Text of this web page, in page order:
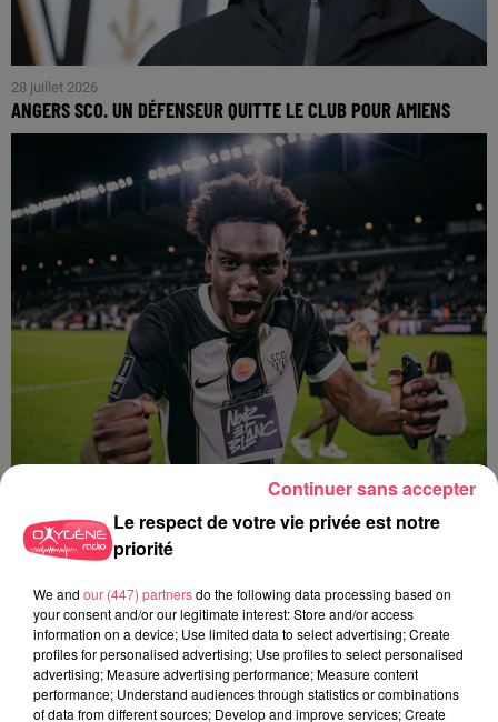
28 juillet 2026
ANGERS SCO. UN DÉFENSEUR QUITTE LE CLUB POUR AMIENS
ANGERS SCO. L'ATTAQUANT LANROY MACHINE PRÊTÉ AUX PAYS-
BAS
Le respect de votre vie privée est notre
priorité
We and our (447) partnersdo the following data processing based on
your consent and/or our legitimate interest: Store and/or access
information on a device; Use limited data to select advertising; Create
profiles for personalised advertising; Use profiles to select personalised
advertising; Measure advertising performance; Measure content
performance; Understand audiences through statistics or combinations
of data from different sources; Develop and improve services; Create
Continuer sans accepter